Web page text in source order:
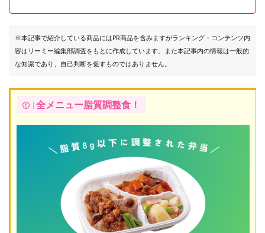
※本記事で紹介している商品にはPR商品を含みますがランキング・コンテンツ内
容はリーミー編集部調査をもとに作成しています。また本記事内の情報は一般的
な知識であり、自己判断を促すものではありません。
全メニュー脂質調整食！